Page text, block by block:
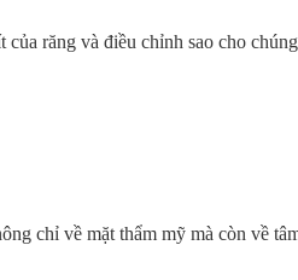
của răng và điều chỉnh sao cho
chỉ về mặt thẩm mỹ mà còn về